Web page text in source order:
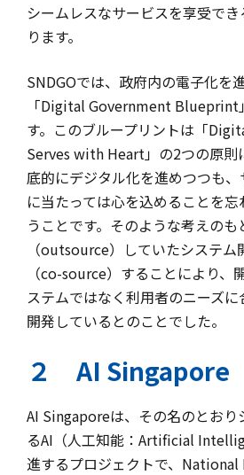
シームレスなサービスを享受で
ります。
SNDGOでは、政府内の電子化を
「Digital Government Blueprint
す。このブループリントは「
Serves with Heart」の2つの原則
底的にデジタル化を進めつつも
に当たっては心を込めることを
うことです。そのような考えの
（outsource）していたシステム
（co-source）することにより、
ステムではなく利用者のニーズ
開発しているとのことでした。
２ AI Singapore
AI Singaporeは、その名のとおり
るAI（人工知能：Artificial
進するプロジェクトで、National